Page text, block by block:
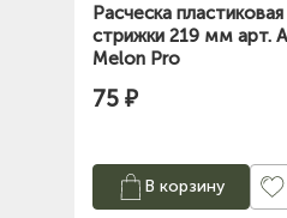
Расческа
стрижки 219 мм арт.
Melon Pro
75 ₽
В корзину